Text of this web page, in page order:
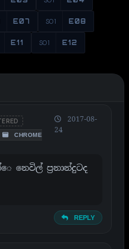
E07 S01 E08
E11 S01 E12
CHROME
2017-08-
24
න‍ෙවිල් ප්‍රනාන්දුටද
REPLY